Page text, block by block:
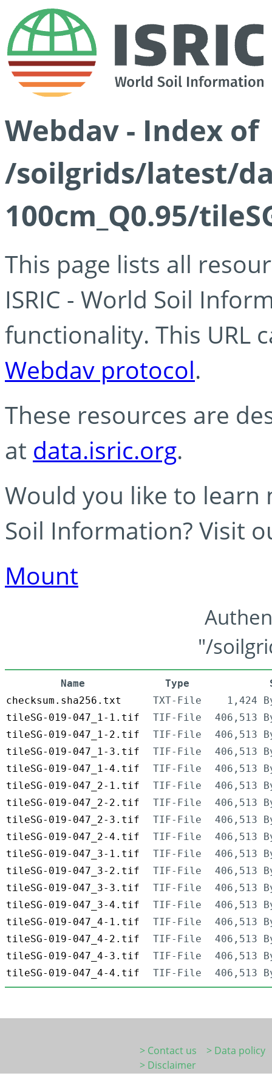
Webdav - Index of
/soilgrids/latest/
100cm_Q0.95/
This page lists all
ISRIC - World Soil
functionality. This URL
Webdav protocol.
These resources are
at data.isric.org.
Would you like to learn
Soil Information? Visit
Mount
"/
Name Type
checksum.sha256.txt
TXT-File
1,424
tileSG-019-047_1-1.tif
TIF-File
406,513
tileSG-019-047_1-2.tif
TIF-File
406,513
tileSG-019-047_1-3.tif
TIF-File
406,513
tileSG-019-047_1-4.tif
TIF-File
406,513
tileSG-019-047_2-1.tif
TIF-File
406,513
tileSG-019-047_2-2.tif
TIF-File
406,513
tileSG-019-047_2-3.tif
TIF-File
406,513
tileSG-019-047_2-4.tif
TIF-File
406,513
tileSG-019-047_3-1.tif
TIF-File
406,513
tileSG-019-047_3-2.tif
TIF-File
406,513
tileSG-019-047_3-3.tif
TIF-File
406,513
tileSG-019-047_3-4.tif
TIF-File
406,513
tileSG-019-047_4-1.tif
TIF-File
406,513
tileSG-019-047_4-2.tif
TIF-File
406,513
tileSG-019-047_4-3.tif
TIF-File
406,513
tileSG-019-047_4-4.tif
TIF-File 406,513
> Contact us
> Data policy
> Disclaimer